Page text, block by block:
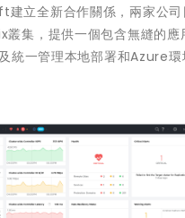
立全新合作關係，兩家公司
集，提供一個包含無縫的應
統一管理本地部署和Azure環